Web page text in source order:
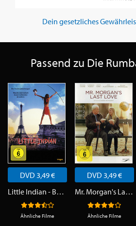
Dein gesetzliches
Passend zu Die
DVD 3,49 €
Little Indian - Barfuß durch die große Stadt
Ähnliche Filme
DVD 3,49 €
Mr. Morgan's Last Love
Ähnliche Filme